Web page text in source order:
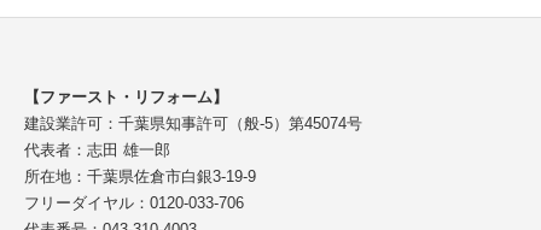
【ファースト・リフォーム】
建設業許可：千葉県知事許可（般-5）第45074号
代表者：志田 雄一郎
所在地：千葉県佐倉市白銀3-19-9
フリーダイヤル：0120-033-706